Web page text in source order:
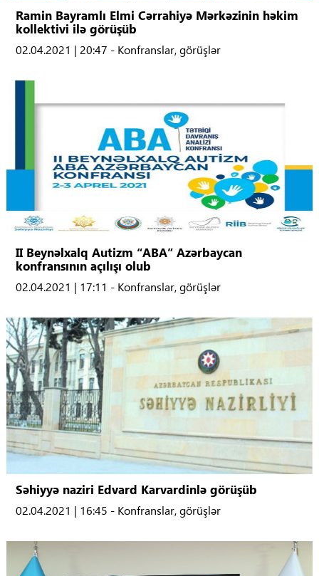
Ramin Bayramlı Elmi Cərrahiyə Mərkəzinin həkim
kollektivi ilə görüşüb
02.04.2021 | 20:47 - Konfranslar, görüşlər
II Beynəlxalq Autizm “ABA” Azərbaycan
konfransının açılışı olub
02.04.2021 | 17:11 - Konfranslar, görüşlər
Səhiyyə naziri Edvard Karvardinlə görüşüb
02.04.2021 | 16:45 - Konfranslar, görüşlər